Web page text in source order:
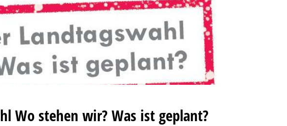
Wo stehen wir? Was ist geplant?